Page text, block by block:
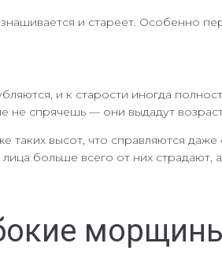
и стареет. Особенно
и к старости иногда
не спрячешь — они выдадут
высот, что справляются
больше всего от них